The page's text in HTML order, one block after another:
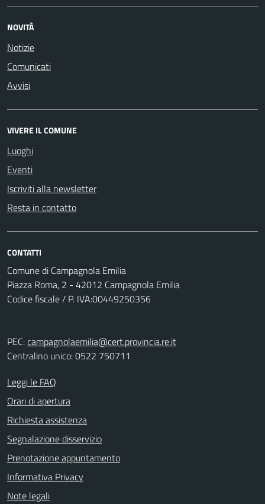
NOVITÀ
Notizie
Comunicati
Avvisi
VIVERE IL COMUNE
Luoghi
Eventi
Iscriviti alla newsletter
Resta in contatto
CONTATTI
Comune di Campagnola Emilia
Piazza Roma, 2 - 42012 Campagnola Emilia
Codice fiscale / P. IVA:00449250356
PEC:campagnolaemilia@cert.provincia.re.it
Centralino unico: 0522 750711
Leggi le FAQ
Orari di apertura
Richiesta assistenza
Segnalazione disservizio
Prenotazione appuntamento
Informativa Privacy
Note legali